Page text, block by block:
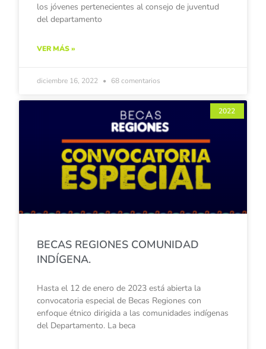
los jóvenes pertenecientes al consejo de juventud
del departamento
VER MÁS »
diciembre 16, 2022 68 comentarios
2022
BECAS REGIONES COMUNIDAD
INDÍGENA.
Hasta el 12 de enero de 2023 está abierta la
convocatoria especial de Becas Regiones con
enfoque étnico dirigida a las comunidades indígenas
del Departamento. La beca